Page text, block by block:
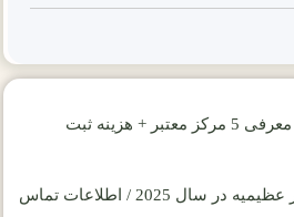
بهترین ثبت شرکت در کرج | معرفی 5 مرکز معتبر + هزینه ثبت
2025 / اطلاعات تماس